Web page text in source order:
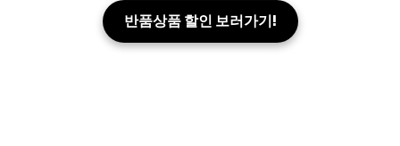
반품상품 할인 보러가기!